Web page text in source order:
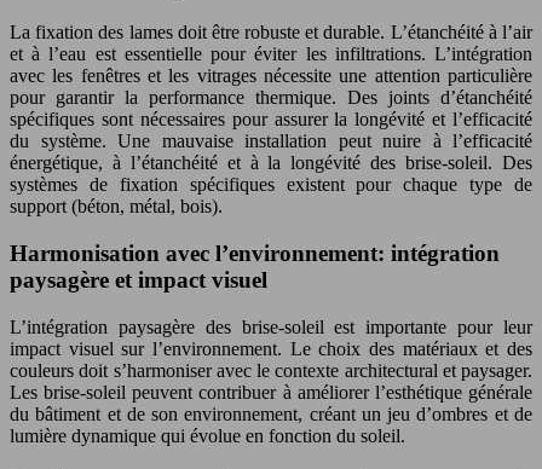
La fixation des lames doit être robuste et durable. L’étanchéité à l’air
et à l’eau est essentielle pour éviter les infiltrations. L’intégration
avec les fenêtres et les vitrages nécessite une attention particulière
pour garantir la performance thermique. Des joints d’étanchéité
spécifiques sont nécessaires pour assurer la longévité et l’efficacité
du système. Une mauvaise installation peut nuire à l’efficacité
énergétique, à l’étanchéité et à la longévité des brise-soleil. Des
systèmes de fixation spécifiques existent pour chaque type de
support (béton, métal, bois).
Harmonisation avec l’environnement: intégration
paysagère et impact visuel
L’intégration paysagère des brise-soleil est importante pour leur
impact visuel sur l’environnement. Le choix des matériaux et des
couleurs doit s’harmoniser avec le contexte architectural et paysager.
Les brise-soleil peuvent contribuer à améliorer l’esthétique générale
du bâtiment et de son environnement, créant un jeu d’ombres et de
lumière dynamique qui évolue en fonction du soleil.